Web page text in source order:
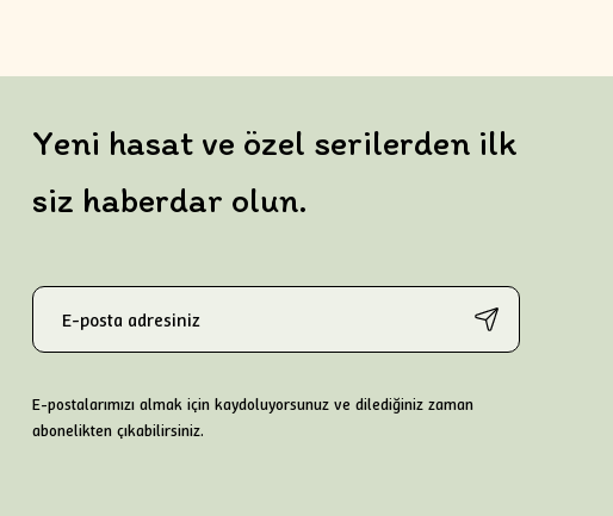
Yeni hasat ve özel serilerden ilk
siz haberdar olun.
E-postalarımızı almak için kaydoluyorsunuz ve dilediğiniz zaman
abonelikten çıkabilirsiniz.